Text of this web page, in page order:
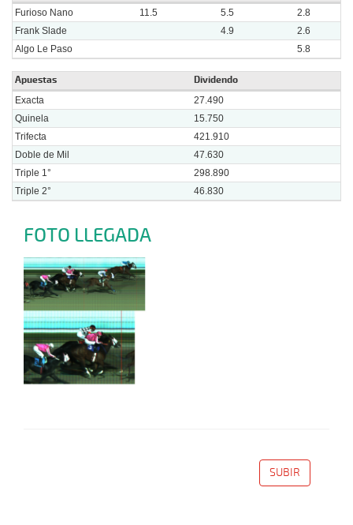
Furioso Nano 11.5 5.5
2.8
Frank Slade
4.9
2.6
Algo Le Paso
5.8
Apuestas Dividendo
Exacta
27.490
Quinela
15.750
Trifecta
421.910
Doble de Mil
47.630
Triple 1°
298.890
Triple 2°
46.830
FOTO LLEGADA
SUBIR